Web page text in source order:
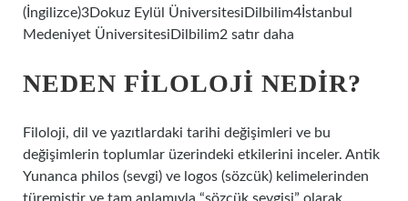
(İngilizce)3Dokuz Eylül ÜniversitesiDilbilim4İstanbul
Medeniyet ÜniversitesiDilbilim2 satır daha
NEDEN FILOLOJI NEDIR?
Filoloji, dil ve yazıtlardaki tarihi değişimleri ve bu
değişimlerin toplumlar üzerindeki etkilerini inceler. Antik
Yunanca philos (sevgi) ve logos (sözcük) kelimelerinden